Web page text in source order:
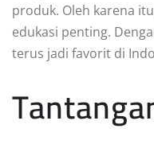
produk. Oleh karena
edukasi penting.
terus jadi favorit di